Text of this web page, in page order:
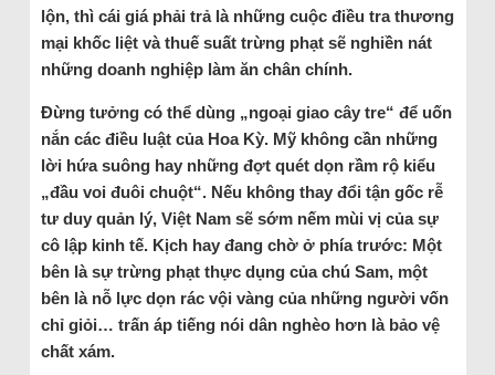
lộn, thì cái giá phải trả là những cuộc điều tra thương
mại khốc liệt và thuế suất trừng phạt sẽ nghiền nát
những doanh nghiệp làm ăn chân chính.
Đừng tưởng có thể dùng „ngoại giao cây tre“ để uốn
nắn các điều luật của Hoa Kỳ. Mỹ không cần những
lời hứa suông hay những đợt quét dọn rầm rộ kiểu
„đầu voi đuôi chuột“. Nếu không thay đổi tận gốc rễ
tư duy quản lý, Việt Nam sẽ sớm nếm mùi vị của sự
cô lập kinh tế. Kịch hay đang chờ ở phía trước: Một
bên là sự trừng phạt thực dụng của chú Sam, một
bên là nỗ lực dọn rác vội vàng của những người vốn
chỉ giỏi… trấn áp tiếng nói dân nghèo hơn là bảo vệ
chất xám.